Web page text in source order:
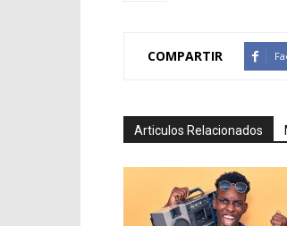
COMPARTIR
Articulos Relacionados